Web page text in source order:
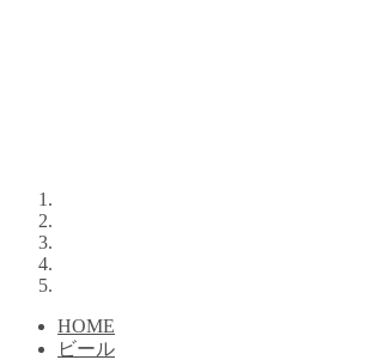
HOME
ビール